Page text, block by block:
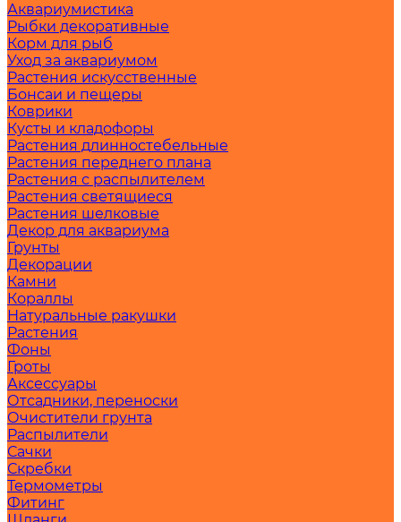
Аквариумистика
Рыбки декоративные
Корм для рыб
Уход за аквариумом
Растения искусственные
Бонсаи и пещеры
Коврики
Кусты и кладофоры
Растения длинностебельные
Растения переднего плана
Растения с распылителем
Растения светящиеся
Растения шелковые
Декор для аквариума
Грунты
Декорации
Камни
Кораллы
Натуральные ракушки
Растения
Фоны
Гроты
Аксессуары
Отсадники, переноски
Очистители грунта
Распылители
Сачки
Скребки
Термометры
Фитинг